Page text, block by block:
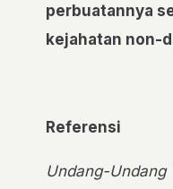
perbuatannya
kejahatan non-
Referensi
Undang-Undang